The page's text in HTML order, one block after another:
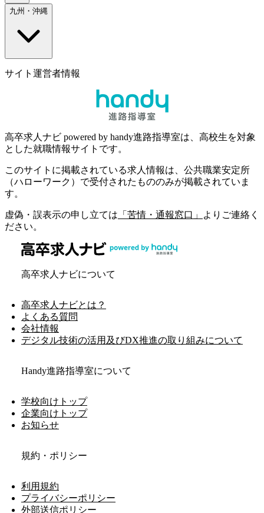
九州・沖縄
サイト運営者情報
高卒求人ナビ powered by handy進路指導室は、高校生を対象
とした就職情報サイトです。
このサイトに掲載されている求人情報は、公共職業安定所
（ハローワーク）で受付されたもののみが掲載されていま
す。
虚偽・誤表示の申し立ては 「苦情・通報窓口」
よりご連絡く
ださい。
高卒求人ナビについて
高卒求人ナビとは？
よくある質問
会社情報
デジタル技術の活用及びDX推進の取り組みについて
Handy進路指導室について
学校向けトップ
企業向けトップ
お知らせ
規約・ポリシー
利用規約
プライバシーポリシー
外部送信ポリシー